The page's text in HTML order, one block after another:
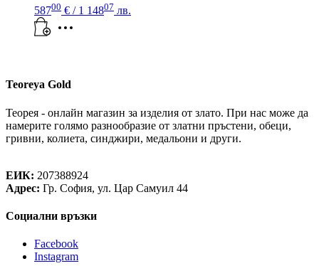
58700 € / 1 14807 лв.
Teoreya Gold
Теорея - онлайн магазин за изделия от злато. При нас може да
намерите голямо разнообразие от златни пръстени, обеци,
гривни, колиета, синджири, медальони и други.
ЕИК: 207388924
Адрес: Гр. София, ул. Цар Самуил 44
Социални връзки
Facebook
Instagram